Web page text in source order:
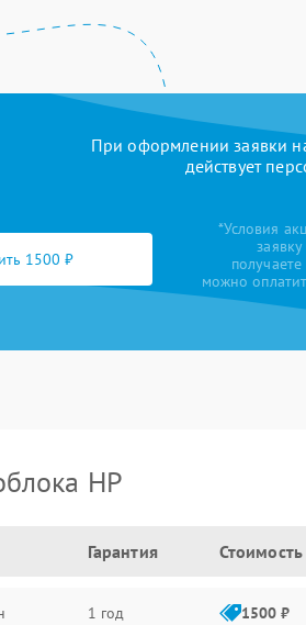
При оформлении заявки
действует
1500 ₽
*Условия
можно
HP
Гарантия Стоимость
1 год 1500 ₽